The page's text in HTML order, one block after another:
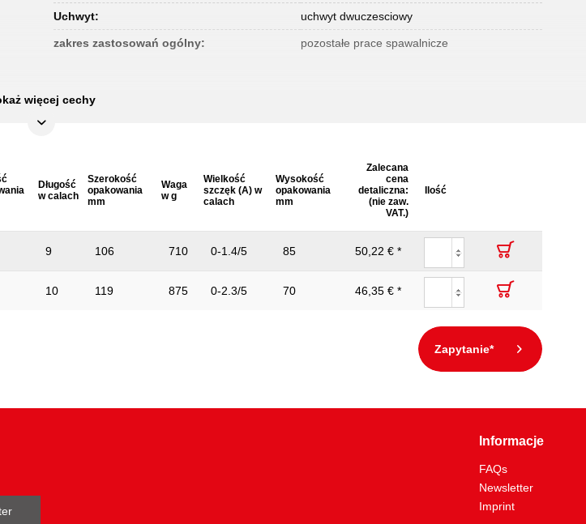
Uchwyt: uchwyt dwuczesciowy
zakres zastosowań ogólny: pozostałe prace spawalnicze
więcej cechy
Długość
w calach
Szerokość
opakowania
mm
Waga
w g
Wielkość
szczęk (A) w
calach
Wysokość
opakowania
mm
Zalecana
cena
detaliczna:
(nie zaw.
VAT.)
Ilość
9 106 710 0-1.4/5 85 50,22 € *
10 119 875 0-2.3/5 70 46,35 € *
Zapytanie*
Informacje
FAQs
Newsletter
Imprint